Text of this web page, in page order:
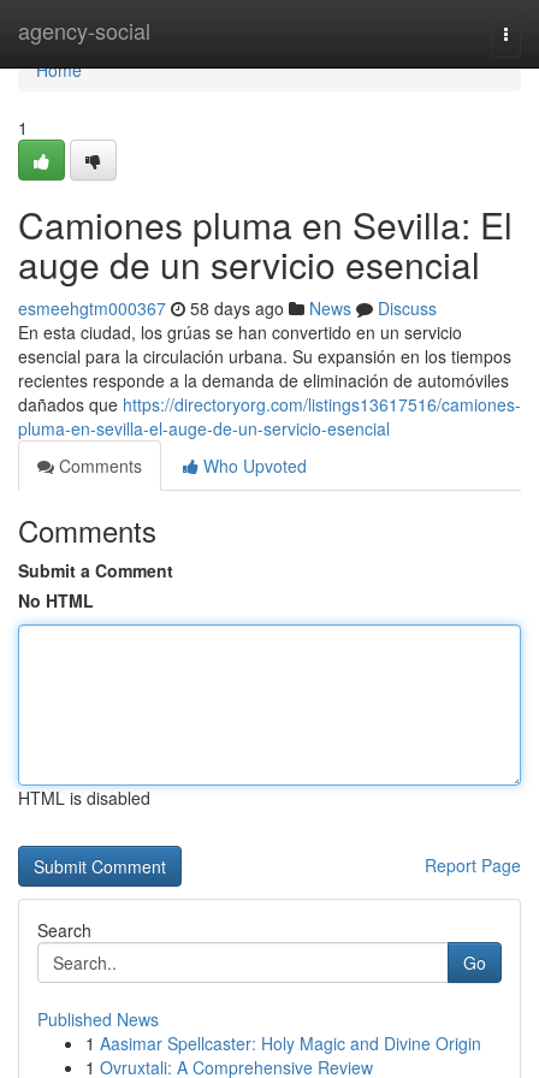
agency-social
Home
Home
1
Camiones pluma en Sevilla: El
auge de un servicio esencial
esmeehgtm000367 58 days ago News
Discuss
En esta ciudad, los grúas se han convertido en un servicio
esencial para la circulación urbana. Su expansión en los tiempos
recientes responde a la demanda de eliminación de automóviles
dañados que https://directoryorg.com/listings13617516/camiones-
pluma-en-sevilla-el-auge-de-un-servicio-esencial
Comments
Who Upvoted
Comments
Submit a Comment
No HTML
HTML is disabled
Report Page
Search
Go
Published News
1 Aasimar Spellcaster: Holy Magic and Divine Origin
1 Ovruxtali: A Comprehensive Review